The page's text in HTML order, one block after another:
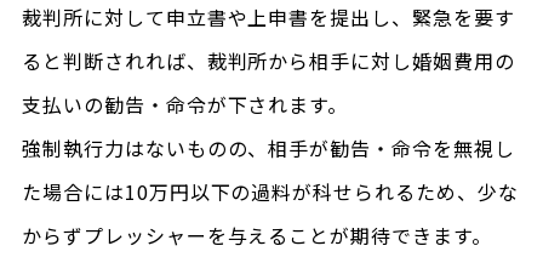
裁判所に対して申立書や上申書を提出し、緊急を要す
ると判断されれば、裁判所から相手に対し婚姻費用の
支払いの勧告・命令が下されます。
強制執行力はないものの、相手が勧告・命令を無視し
た場合には10万円以下の過料が科せられるため、少な
からずプレッシャーを与えることが期待できます。